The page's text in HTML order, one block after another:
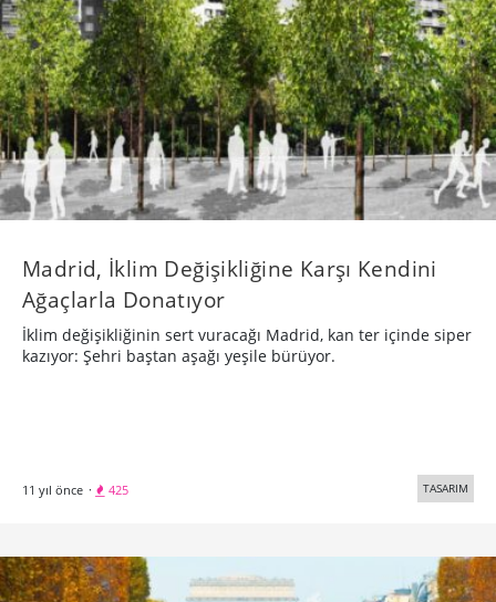
Madrid, İklim Değişikliğine Karşı Kendini
Ağaçlarla Donatıyor
İklim değişikliğinin sert vuracağı Madrid, kan ter içinde siper
kazıyor: Şehri baştan aşağı yeşile bürüyor.
11 yıl önce · 425 TASARIM